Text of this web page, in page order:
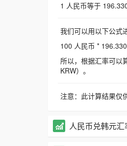
1 人民币等于
我们可以用以下公式
100 人民币 *
所以，根据汇率可以
KRW）。
注意：此计算结果仅
人民币兑韩元汇